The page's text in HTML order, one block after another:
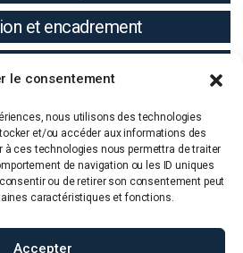
le consentement
nous utilisons des technologies
et/ou accéder aux informations des
à ces technologies nous permettra de traiter
de navigation ou les ID uniques
ou de retirer son consentement peut
caractéristiques et fonctions.
Accepter
et encadrement